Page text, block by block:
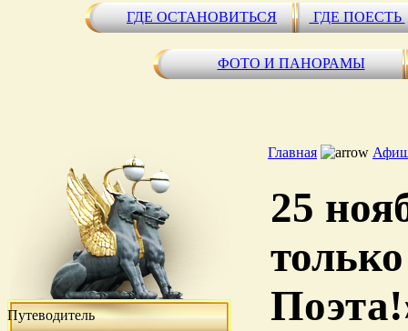
ГДЕ ОСТАНОВИТЬСЯ ГДЕ ПОЕСТЬ
ФОТО И ПАНОРАМЫ
Путеводитель
Главная
25